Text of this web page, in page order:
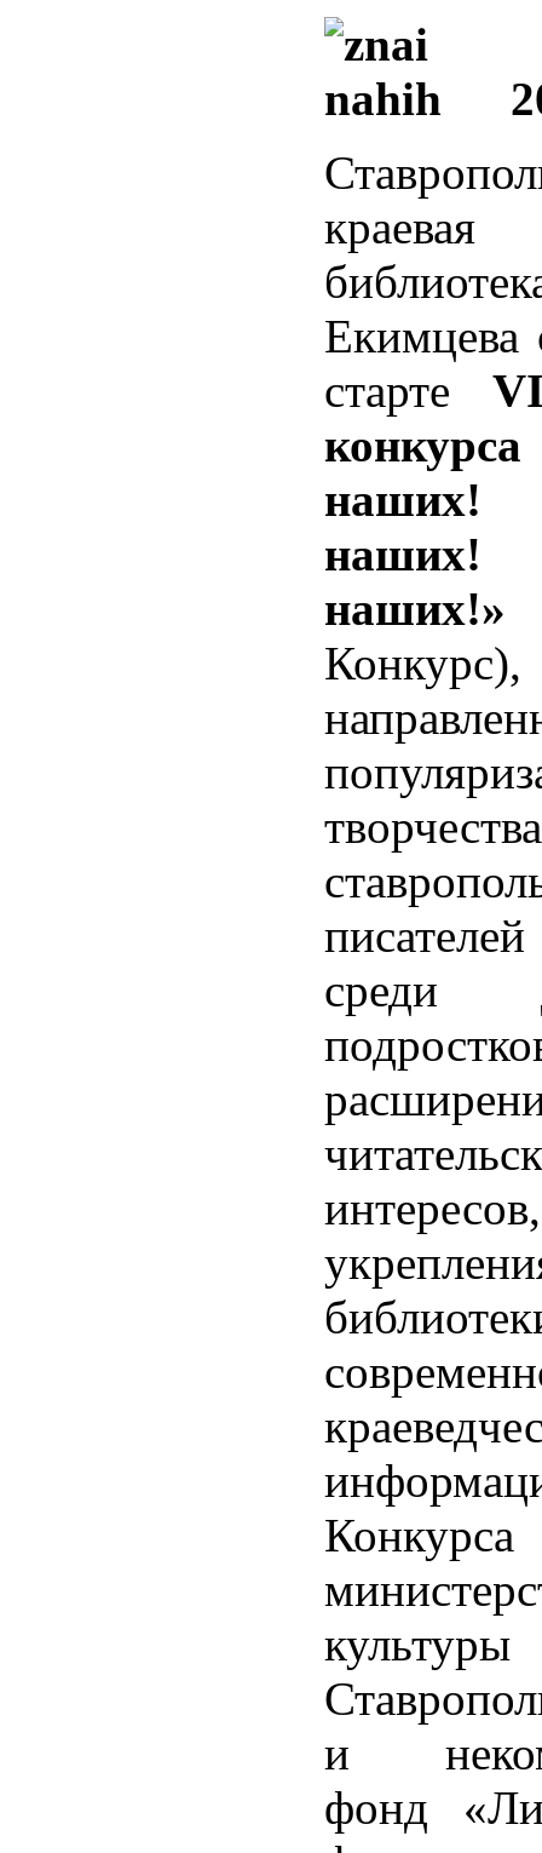
Екимцева
старте
наших!
наших!»
Конкурс),
творчества
среди
интересов,
культуры
и
фонд